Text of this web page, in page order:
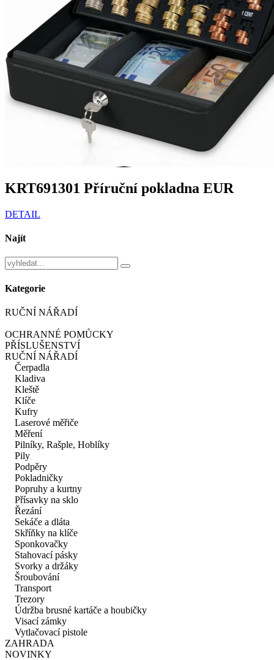
KRT691301 Příruční pokladna EUR
DETAIL
Najít
Kategorie
RUČNÍ NÁŘADÍ
OCHRANNÉ POMŮCKY
PŘÍSLUŠENSTVÍ
RUČNÍ NÁŘADÍ
Čerpadla
Kladiva
Kleště
Klíče
Kufry
Laserové měřiče
Měření
Pilníky, Rašple, Hoblíky
Pily
Podpěry
Pokladničky
Popruhy a kurtny
Přísavky na sklo
Řezání
Sekáče a dláta
Skříňky na klíče
Sponkovačky
Stahovací pásky
Svorky a držáky
Šroubování
Transport
Trezory
Údržba brusné kartáče a houbičky
Visací zámky
Vytlačovací pistole
ZAHRADA
NOVINKY